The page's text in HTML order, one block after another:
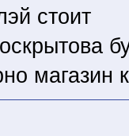
стоит
магазин